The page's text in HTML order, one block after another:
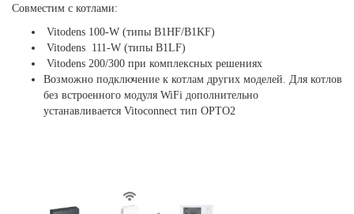
Совместим с котлами:
Vitodens 100-W (типы B1HF/B1KF)
Vitodens 111-W (типы B1LF)
Vitodens 200/300 при комплексных решениях
Возможно подключение к котлам других моделей. Для котлов
без встроенного модуля WiFi дополнительно
устанавливается Vitoconnect тип OPTO2